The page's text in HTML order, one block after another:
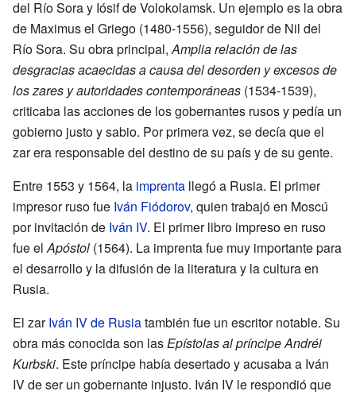
del Río Sora y Iósif de Volokolamsk. Un ejemplo es la obra
de Maximus el Griego (1480-1556), seguidor de Nil del
Río Sora. Su obra principal,Amplia relación de las
desgracias acaecidas a causa del desorden y excesos de
los zares y autoridades contemporáneas (1534-1539),
criticaba las acciones de los gobernantes rusos y pedía un
gobierno justo y sabio. Por primera vez, se decía que el
zar era responsable del destino de su país y de su gente.
Entre 1553 y 1564, la imprenta llegó a Rusia. El primer
impresor ruso fue Iván Fiódorov, quien trabajó en Moscú
por invitación de Iván IV. El primer libro impreso en ruso
fue elApóstol (1564). La imprenta fue muy importante para
el desarrollo y la difusión de la literatura y la cultura en
Rusia.
El zarIván IV de Rusiatambién fue un escritor notable. Su
obra más conocida son lasEpístolas al príncipe Andréi
Kurbski. Este príncipe había desertado y acusaba a Iván
IV de ser un gobernante injusto. Iván IV le respondió que